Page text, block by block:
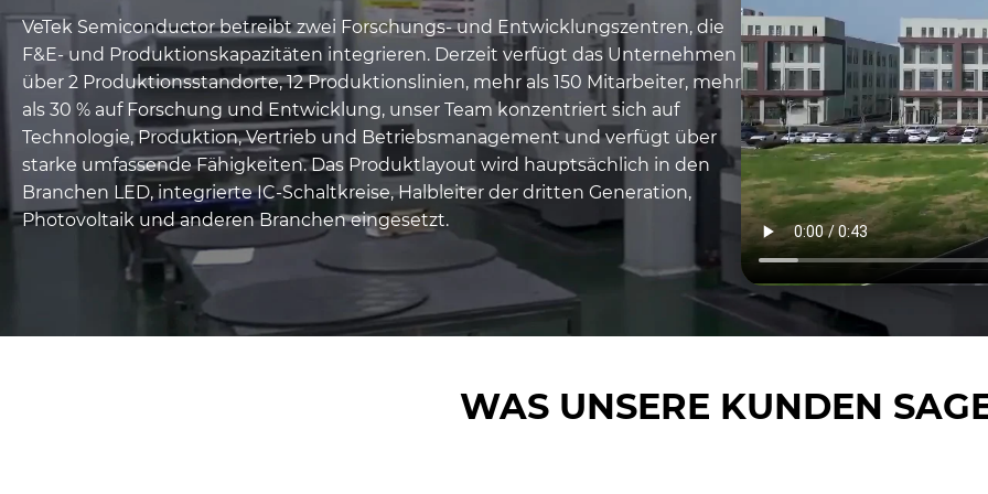
VeTek Semiconductor betreibt zwei Forschungs- und Entwicklungszentren, die
F&E- und Produktionskapazitäten integrieren. Derzeit verfügt das Unternehmen
über 2 Produktionsstandorte, 12 Produktionslinien, mehr als 150 Mitarbeiter, mehr
als 30 % auf Forschung und Entwicklung, unser Team konzentriert sich auf
Technologie, Produktion, Vertrieb und Betriebsmanagement und verfügt über
starke umfassende Fähigkeiten. Das Produktlayout wird hauptsächlich in den
Branchen LED, integrierte IC-Schaltkreise, Halbleiter der dritten Generation,
Photovoltaik und anderen Branchen eingesetzt.
WAS UNSERE KUNDEN